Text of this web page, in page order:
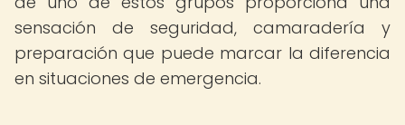
sensación de seguridad, camaradería y
preparación que puede marcar la diferencia
en situaciones de emergencia.